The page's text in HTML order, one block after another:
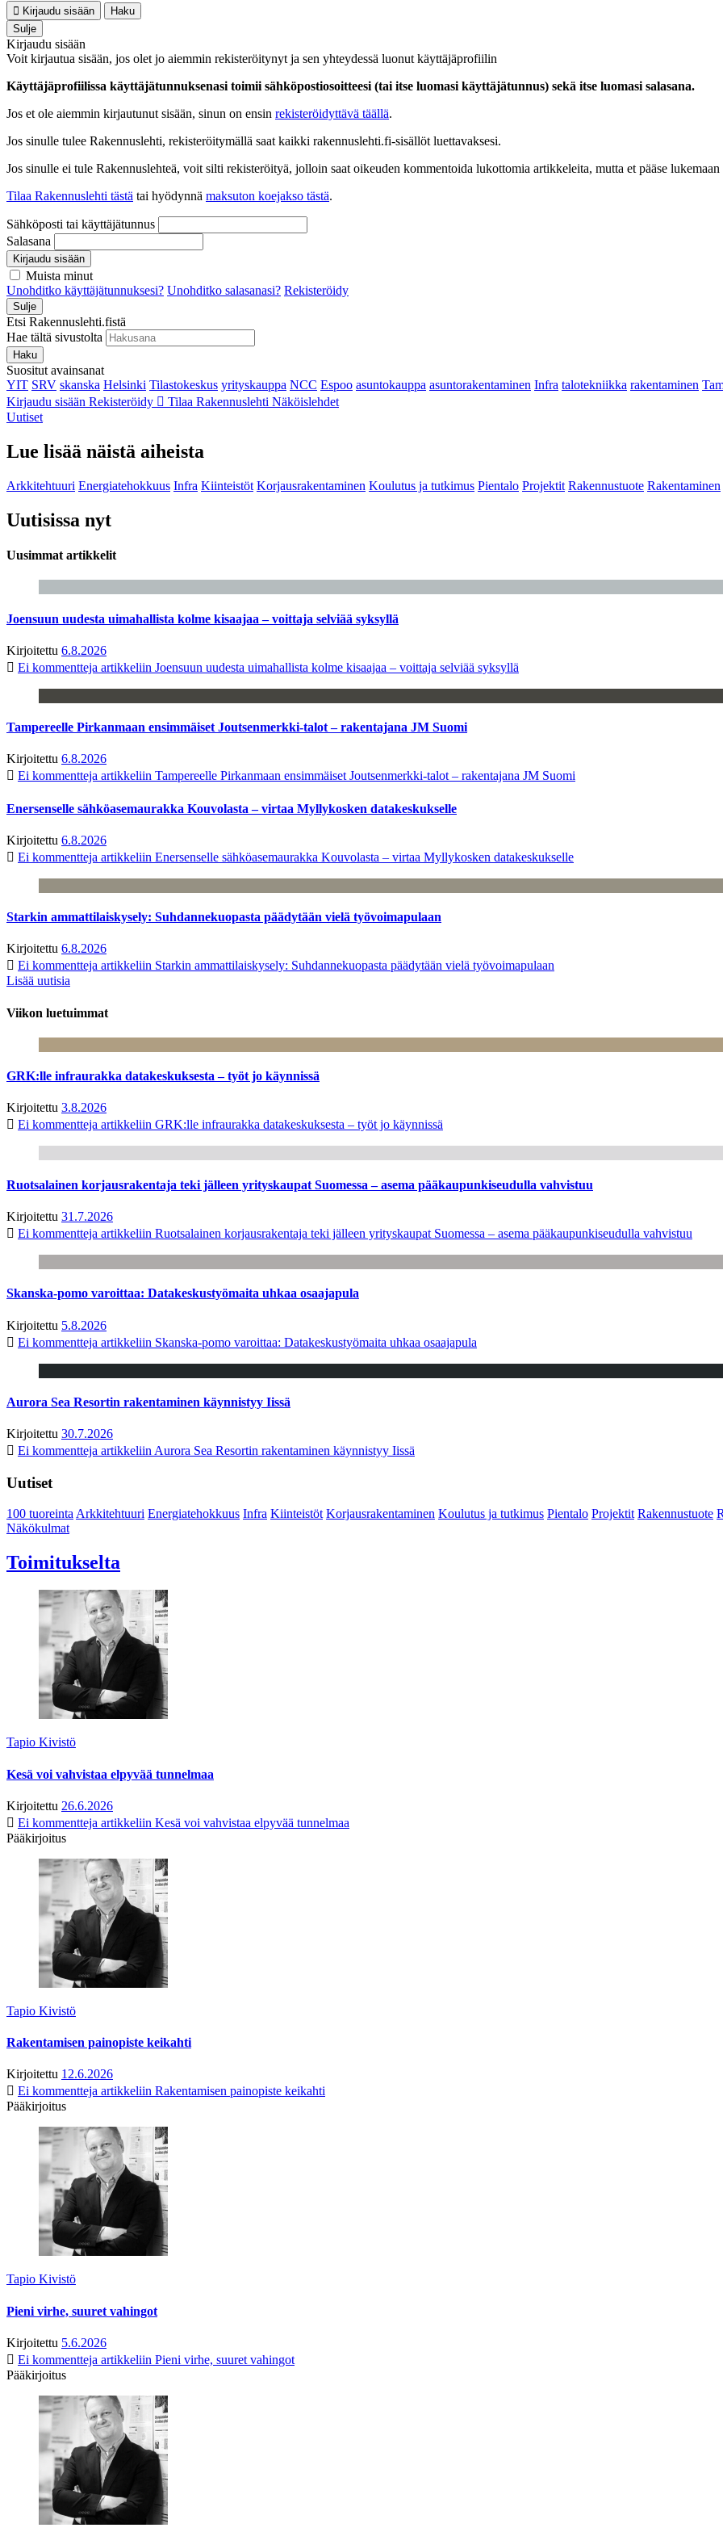
Kirjaudu sisään
Haku
Sulje
Kirjaudu sisään
Voit kirjautua sisään, jos olet jo aiemmin rekisteröitynyt ja sen yhteydessä luonut käyttäjäprofiilin
Käyttäjäprofiilissa käyttäjätunnuksenasi toimii sähköpostiosoitteesi (tai itse luomasi käyttäjätunnus) sekä itse luomasi salasana.
Jos et ole aiemmin kirjautunut sisään, sinun on ensin rekisteröidyttävä täällä.
Jos sinulle tulee Rakennuslehti, rekisteröitymällä saat kaikki rakennuslehti.fi-sisällöt luettavaksesi.
Jos sinulle ei tule Rakennuslehteä, voit silti rekisteröityä, jolloin saat oikeuden kommentoida lukottomia artikkeleita, mutta et pääse
Tilaa Rakennuslehti tästä tai hyödynnä maksuton koejakso tästä.
Sähköposti tai käyttäjätunnus
Salasana
Kirjaudu sisään
Muista minut
Unohditko käyttäjätunnuksesi? Unohditko salasanasi? Rekisteröidy
Sulje
Etsi Rakennuslehti.fistä
Hae tältä sivustolta
Haku
Suositut avainsanat
YIT SRV skanska Helsinki Tilastokeskus yrityskauppa NCC Espoo asuntokauppa asuntorakentaminen Infra talotekniikka rakentaminen
Kirjaudu sisään Rekisteröidy Tilaa Rakennuslehti Näköislehdet
Uutiset
Lue lisää näistä aiheista
Arkkitehtuuri Energiatehokkuus Infra Kiinteistöt Korjausrakentaminen Koulutus ja tutkimus Pientalo Projektit Rakennustuote Rakentaminen
Uutisissa nyt
Uusimmat artikkelit
Joensuun uudesta uimahallista kolme kisaajaa – voittaja selviää syksyllä
Kirjoitettu 6.8.2026
Ei kommentteja artikkeliin Joensuun uudesta uimahallista kolme kisaajaa – voittaja selviää syksyllä
Tampereelle Pirkanmaan ensimmäiset Joutsenmerkki-talot – rakentajana JM Suomi
Kirjoitettu 6.8.2026
Ei kommentteja artikkeliin Tampereelle Pirkanmaan ensimmäiset Joutsenmerkki-talot – rakentajana JM Suomi
Enersenselle sähköasemaurakka Kouvolasta – virtaa Myllykosken datakeskukselle
Kirjoitettu 6.8.2026
Ei kommentteja artikkeliin Enersenselle sähköasemaurakka Kouvolasta – virtaa Myllykosken datakeskukselle
Starkin ammattilaiskysely: Suhdannekuopasta päädytään vielä työvoimapulaan
Kirjoitettu 6.8.2026
Ei kommentteja artikkeliin Starkin ammattilaiskysely: Suhdannekuopasta päädytään vielä työvoimapulaan
Lisää uutisia
Viikon luetuimmat
GRK:lle infraurakka datakeskuksesta – työt jo käynnissä
Kirjoitettu 3.8.2026
Ei kommentteja artikkeliin GRK:lle infraurakka datakeskuksesta – työt jo käynnissä
Ruotsalainen korjausrakentaja teki jälleen yrityskaupat Suomessa – asema pääkaupunkiseudulla vahvistuu
Kirjoitettu 31.7.2026
Ei kommentteja artikkeliin Ruotsalainen korjausrakentaja teki jälleen yrityskaupat Suomessa – asema pääkaupunkiseudulla vahvistuu
Skanska-pomo varoittaa: Datakeskustyömaita uhkaa osaajapula
Kirjoitettu 5.8.2026
Ei kommentteja artikkeliin Skanska-pomo varoittaa: Datakeskustyömaita uhkaa osaajapula
Aurora Sea Resortin rakentaminen käynnistyy Iissä
Kirjoitettu 30.7.2026
Ei kommentteja artikkeliin Aurora Sea Resortin rakentaminen käynnistyy Iissä
Uutiset
100 tuoreintaArkkitehtuuri Energiatehokkuus Infra Kiinteistöt Korjausrakentaminen Koulutus ja tutkimus Pientalo Projektit Rakennustuote
Näkökulmat
Toimitukselta
Tapio Kivistö
Kesä voi vahvistaa elpyvää tunnelmaa
Kirjoitettu 26.6.2026
Ei kommentteja artikkeliin Kesä voi vahvistaa elpyvää tunnelmaa
Pääkirjoitus
Tapio Kivistö
Rakentamisen painopiste keikahti
Kirjoitettu 12.6.2026
Ei kommentteja artikkeliin Rakentamisen painopiste keikahti
Pääkirjoitus
Tapio Kivistö
Pieni virhe, suuret vahingot
Kirjoitettu 5.6.2026
Ei kommentteja artikkeliin Pieni virhe, suuret vahingot
Pääkirjoitus